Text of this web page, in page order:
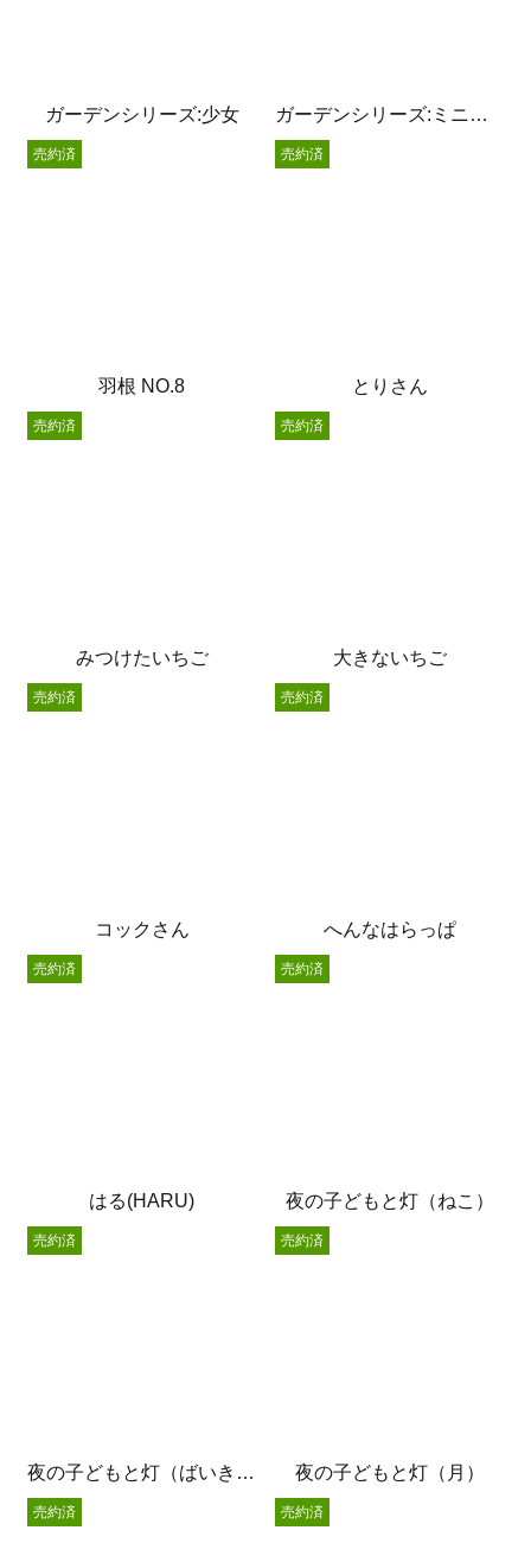
ガーデンシリーズ:少女 ガーデンシリーズ:ミニうさぎ
羽根 NO.8
売約済
とりさん
売約済
みつけたいちご
売約済
大きないちご
売約済
コックさん
売約済
へんなはらっぱ
売約済
はる(HARU)
売約済
夜の子どもと灯（ねこ）
売約済
夜の子どもと灯（ばいきん君）
売約済
夜の子どもと灯（月）
売約済
売約済 売約済